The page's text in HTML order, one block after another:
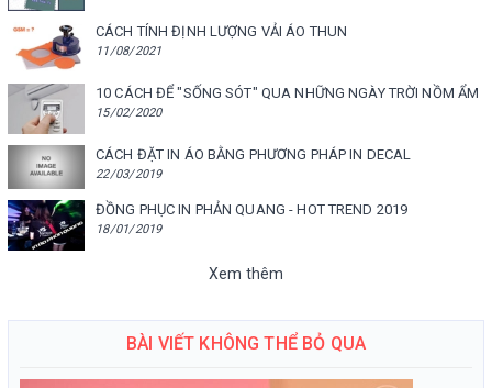
CÁCH TÍNH ĐỊNH LƯỢNG VẢI ÁO THUN
11/08/2021
10 CÁCH ĐỂ "SỐNG SÓT" QUA NHỮNG NGÀY TRỜI NỒM ẨM
15/02/2020
CÁCH ĐẶT IN ÁO BẰNG PHƯƠNG PHÁP IN DECAL
22/03/2019
ĐỒNG PHỤC IN PHẢN QUANG - HOT TREND 2019
18/01/2019
Xem thêm
BÀI VIẾT KHÔNG THỂ BỎ QUA